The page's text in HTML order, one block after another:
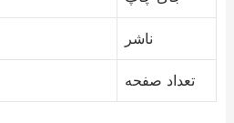
ناشر
تعداد صفحه